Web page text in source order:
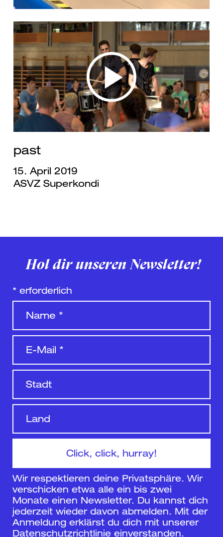
past
15. April 2019
ASVZ Superkondi
Hol dir unseren Newsletter!
* erforderlich
Wir respektieren deine Privatsphäre. Wir
verschicken etwa alle ein bis zwei
Monate einen Newsletter. Du kannst dich
jederzeit wieder davon abmelden. Mit der
Anmeldung erklärst du dich mit unserer
Datenschutzrichtlinie einverstanden.